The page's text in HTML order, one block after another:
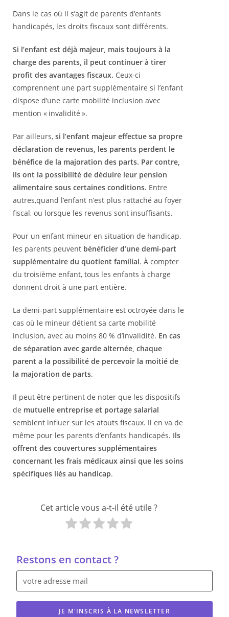
Dans le cas où il s’agit de parents d’enfants
handicapés, les droits fiscaux sont différents.
Si l’enfant est déjà majeur, mais toujours à la
charge des parents, il peut continuer à tirer
profit des avantages fiscaux. Ceux-ci
comprennent une part supplémentaire si l’enfant
dispose d’une carte mobilité inclusion avec
mention « invalidité ».
Par ailleurs, si l’enfant majeur effectue sa propre
déclaration de revenus, les parents perdent le
bénéfice de la majoration des parts. Par contre,
ils ont la possibilité de déduire leur pension
alimentaire sous certaines conditions. Entre
autres,quand l’enfant n’est plus rattaché au foyer
fiscal, ou lorsque les revenus sont insuffisants.
Pour un enfant mineur en situation de handicap,
les parents peuvent bénéficier d’une demi-part
supplémentaire du quotient familial. À compter
du troisième enfant, tous les enfants à charge
donnent droit à une part entière.
La demi-part supplémentaire est octroyée dans le
cas où le mineur détient sa carte mobilité
inclusion, avec au moins 80 % d’invalidité. En cas
de séparation avec garde alternée, chaque
parent a la possibilité de percevoir la moitié de
la majoration de parts.
Il peut être pertinent de noter que les dispositifs
de mutuelle entreprise et portage salarial
semblent influer sur les atouts fiscaux. Il en va de
même pour les parents d’enfants handicapés. Ils
offrent des couvertures supplémentaires
concernant les frais médicaux ainsi que les soins
spécifiques liés au handicap.
Cet article vous a-t-il été utile ?
Restons en contact ?
JE M'INSCRIS À LA NEWSLETTER